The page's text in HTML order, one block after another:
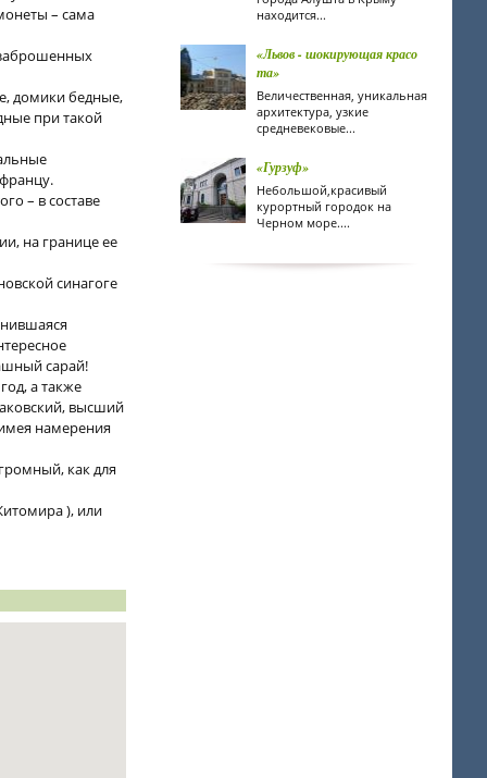
– сама
домики бедные,
при такой
– в составе
на границе ее
синагоге
сарай!
а также
высший
намерения
как для
), или
находится...
«Львов - шокирующая красо
та»
Величественная, уникальная
архитектура, узкие
средневековые...
«Гурзуф»
Небольшой,красивый
курортный городок на
Черном море....